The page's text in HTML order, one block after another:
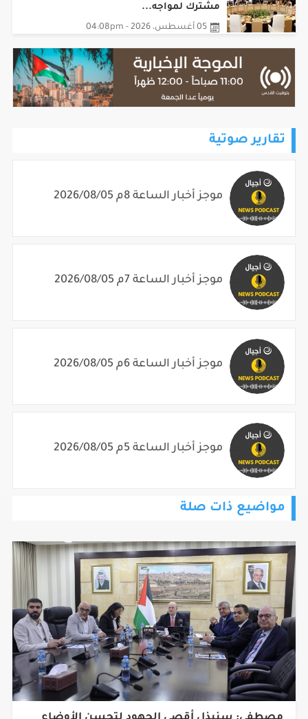
05 أغسطس، 2026 - 04:08pm
مصطفى: سنبذل أقصى الجهود لتحسن الأوضاع
في قطاع غزة